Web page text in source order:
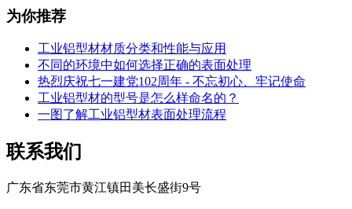
为你推荐
工业铝型材材质分类和性能与应用
不同的环境中如何选择正确的表面处理
热烈庆祝七一建党102周年 - 不忘初心、牢记使命
工业铝型材的型号是怎么样命名的？
一图了解工业铝型材表面处理流程
联系我们
广东省东莞市黄江镇田美长盛街9号